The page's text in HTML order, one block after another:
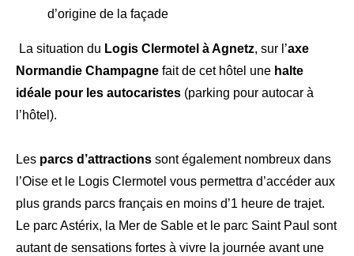
d’origine de la façade
La situation du Logis Clermotel à Agnetz, sur l’axe
Normandie Champagne fait de cet hôtel une halte
idéale pour les autocaristes (parking pour autocar à
l’hôtel).
Les parcs d’attractions sont également nombreux dans
l’Oise et le Logis Clermotel vous permettra d’accéder aux
plus grands parcs français en moins d’1 heure de trajet.
Le parc Astérix, la Mer de Sable et le parc Saint Paul sont
autant de sensations fortes à vivre la journée avant une